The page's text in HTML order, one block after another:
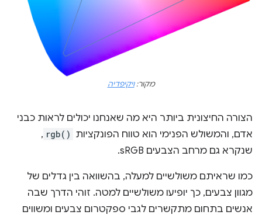
מקור:ויקיפדיה
הצורה החיצונית ביותר היא מה שאנחנו יכולים לראות כבני
אדם, והמשולש הפנימי הוא טווח הפונקציות rgb()
,
שנקרא גם מרחב הצבעים sRGB.
כמו שראיתם משולשיים למעלה, בהשוואה בין גדלים של
מגוון צבעים, כך יופיעו משולשיים למטה. זוהי הדרך שבה
אנשים בתחום מתקשרים לגבי ספקטרום צבעים ומשווים